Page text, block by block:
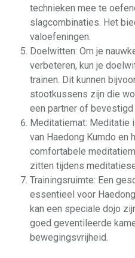
technieken mee te
slagcombinaties. Het
valoefeningen.
Doelwitten: Om je
verbeteren, kun je
trainen. Dit kunnen
stootkussens zijn die
een partner of bevestigd
Meditatiemat: Meditatie
van Haedong Kumdo en
comfortabele
zitten tijdens
Trainingsruimte: Een
essentieel voor
kan een speciale dojo
goed geventileerde
bewegingsvrijheid.